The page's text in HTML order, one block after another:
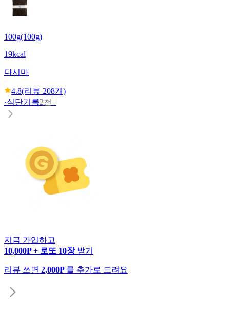
100g(100g)
19kcal
다시마
4.8(리뷰 208개)
·식단기록2천+
지금 가입하고
10,000P + 로또 10장 받기
리뷰 쓰면 2,000P 를 추가로 드려요